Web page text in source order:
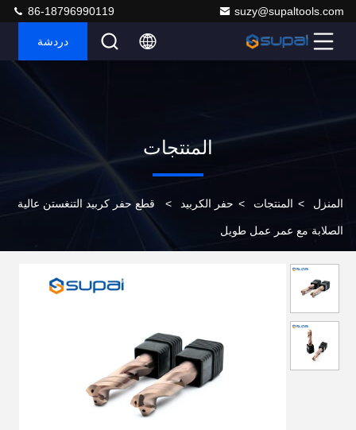
suzy@supaltools.com
86-18796990119
دردشة
المنتجات
المنزل > المنتجات > حفر الكربيد > قطع حفر كربيد التنغستن عالية
الصلابة مع عمر عمل طويل